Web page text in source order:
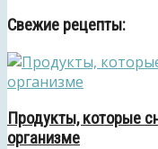
Свежие рецепты:
Продукты, которые
организме